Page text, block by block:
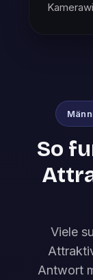
So
Viele
Antwort